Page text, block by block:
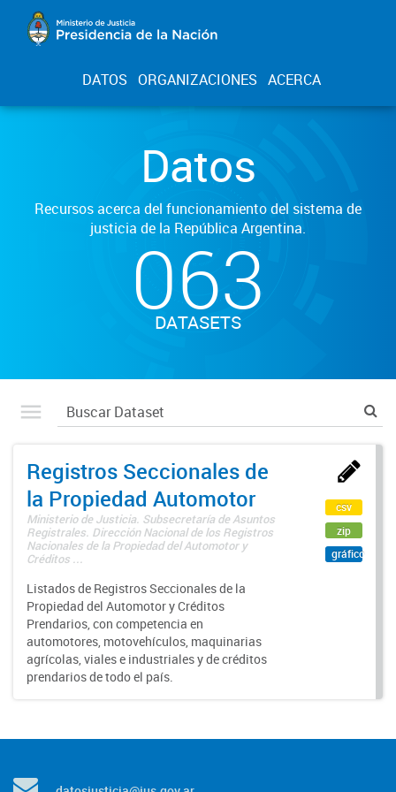
DATOS ORGANIZACIONES ACERCA
Datos
Recursos acerca del funcionamiento del sistema de
justicia de la República Argentina.
063
DATASETS
Registros Seccionales de
la Propiedad Automotor
Ministerio de Justicia. Subsecretaría de Asuntos
Registrales. Dirección Nacional de los Registros
Nacionales de la Propiedad del Automotor y
Créditos ...
Listados de Registros Seccionales de la
Propiedad del Automotor y Créditos
Prendarios, con competencia en
automotores, motovehículos, maquinarias
agrícolas, viales e industriales y de créditos
prendarios de todo el país.
csv
zip
gráfico